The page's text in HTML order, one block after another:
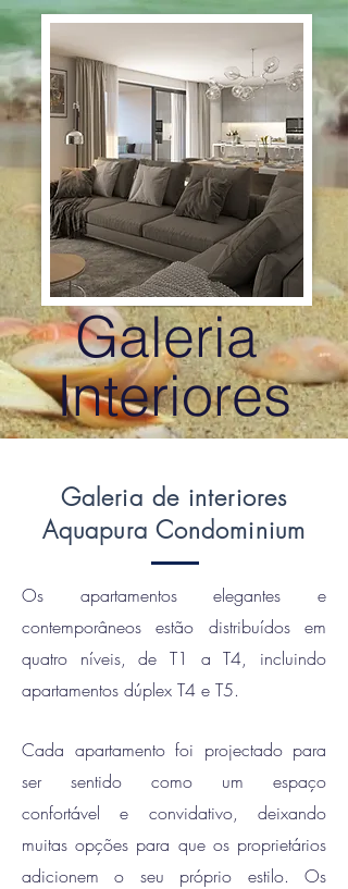
Galeria
Interiores
Role
baixo
Visite a
Galeria
Galeria de interiores
Aquapura Condominium
Os apartamentos elegantes e
contemporâneos estão distribuídos em
quatro níveis, de T1 a T4, incluindo
apartamentos dúplex T4 e T5.
Cada apartamento foi projectado para
ser sentido como um espaço
confortável e convidativo, deixando
muitas opções para que os proprietários
adicionem o seu próprio estilo. Os